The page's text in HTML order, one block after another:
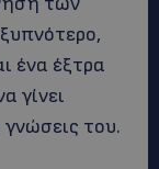
ένα έξτρα
γίνει
γνώσεις του.